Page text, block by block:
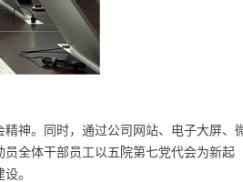
神。同时，通过公司网站、电子大屏、
全体干部员工以五院第七党代会为新起
。